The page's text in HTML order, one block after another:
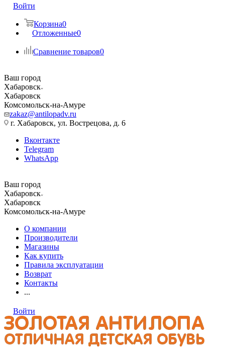
Войти
Корзина0
Отложенные0
Сравнение товаров0
Ваш город
Хабаровск
Хабаровск
Комсомольск-на-Амуре
zakaz@antilopadv.ru
г. Хабаровск, ул. Вострецова, д. 6
Вконтакте
Telegram
WhatsApp
Ваш город
Хабаровск
Хабаровск
Комсомольск-на-Амуре
О компании
Производители
Магазины
Как купить
Правила эксплуатации
Возврат
Контакты
...
Войти